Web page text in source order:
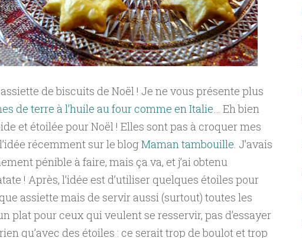
assiette de biscuits de Noël ! Je ne vous présente plus
de terre à l’huile au four comme en Italie … Eh bien
et étoilée pour Noël ! Elles sont pas à croquer mes
récemment sur le blog Maman tambouille . J’avais
pénible à faire, mais ça va, et j’ai obtenu
! Après, l’idée est d’utiliser quelques étoiles pour
assiette mais de servir aussi (surtout) toutes les
plat pour ceux qui veulent se resservir, pas d’essayer
qu’avec des étoiles : ce serait trop de boulot et trop